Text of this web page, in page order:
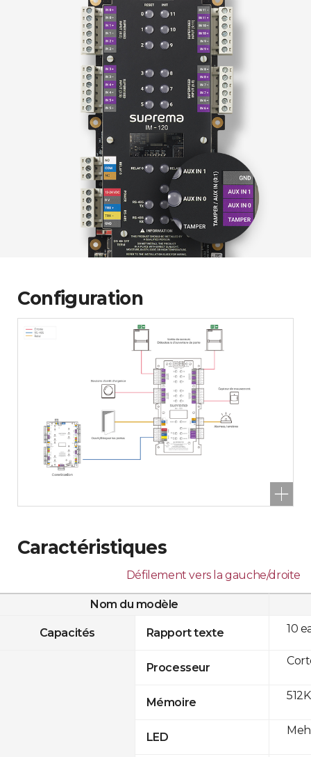
Configuration
Caractéristiques
Défilement vers la gauche/droite
Nom du modèle
Capacités Rapport texte
Processeur
Mémoire
LED
10